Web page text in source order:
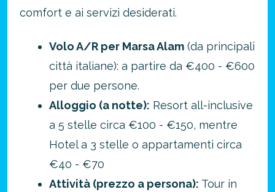
comfort e ai servizi desiderati.
Volo A/R per Marsa Alam (da principali
città italiane): a partire da €400 - €600
per due persone.
Alloggio (a notte): Resort all-inclusive
a 5 stelle circa €100 - €150, mentre
Hotel a 3 stelle o appartamenti circa
€40 - €70
Attività (prezzo a persona): Tour in